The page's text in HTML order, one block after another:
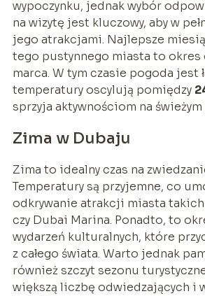
wypoczynku, jednak wybór
na wizytę jest kluczowy, aby w
jego atrakcjami. Najlepsze
tego pustynnego miasta to
marca. W tym czasie pogoda jest
temperatury oscylują pomiędzy
sprzyja aktywnościom na
Zima w Dubaju
Zima to idealny czas na
Temperatury są przyjemne, co
odkrywanie atrakcji miasta
czy Dubai Marina. Ponadto, to
wydarzeń kulturalnych, które
z całego świata. Warto jednak
również szczyt sezonu
większą liczbę odwiedzających i